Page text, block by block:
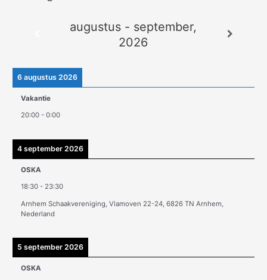
augustus - september,
2026
6 augustus 2026
Vakantie
20:00 -0:00
4 september 2026
OSKA
18:30 - 23:30
Arnhem Schaakvereniging, Vlamoven 22-24, 6826 TN Arnhem,
Nederland
5 september 2026
OSKA